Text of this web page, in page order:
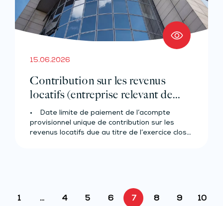
15.06.2026
Contribution sur les revenus
locatifs (entreprise relevant de
l’IR)
• Date limite de paiement de l’acompte
provisionnel unique de contribution sur les
revenus locatifs due au titre de l’exercice clos…
1 … 4 5 6 7 8 9 10